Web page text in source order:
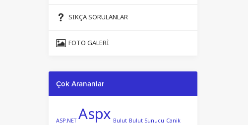
SIKÇA SORULANLAR
FOTO GALERI
Çok Arananlar
ASP.NET Aspx Bulut Bulut Sunucu Canik